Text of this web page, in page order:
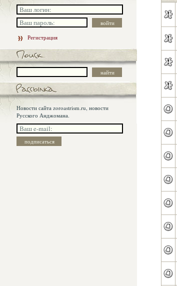
Регистрация
Новости сайта zoroastrism.ru, новости
Русского Анджомана.